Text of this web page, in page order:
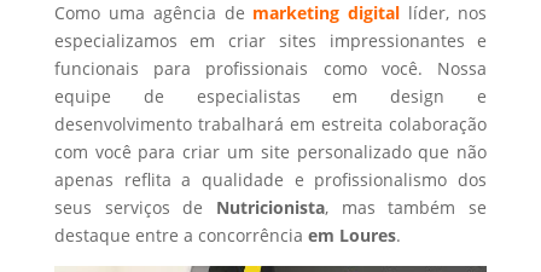
Como uma agência de marketing digital líder, nos
especializamos em criar sites impressionantes e
funcionais para profissionais como você. Nossa
equipe de especialistas em design e
desenvolvimento trabalhará em estreita colaboração
com você para criar um site personalizado que não
apenas reflita a qualidade e profissionalismo dos
seus serviços de Nutricionista, mas também se
destaque entre a concorrência em Loures.